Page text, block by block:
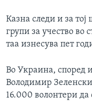
Казна следи и за
групи за учество во
таа изнесува пет
Во Украина, според
Володимир
16.000 волонтери да